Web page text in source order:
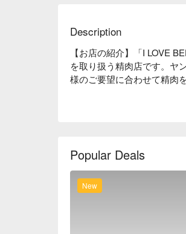
Description
【お店の紹介】「I LOVE
を取り扱う精肉店です。ヤ
様のご要望に合わせて精肉
A5 黒毛和牛：ドライエイ
【オススメ】厳選した牛肉
テや、おつまみレバー・メ
めの「焼き肉セット」もご
Popular Deals
New